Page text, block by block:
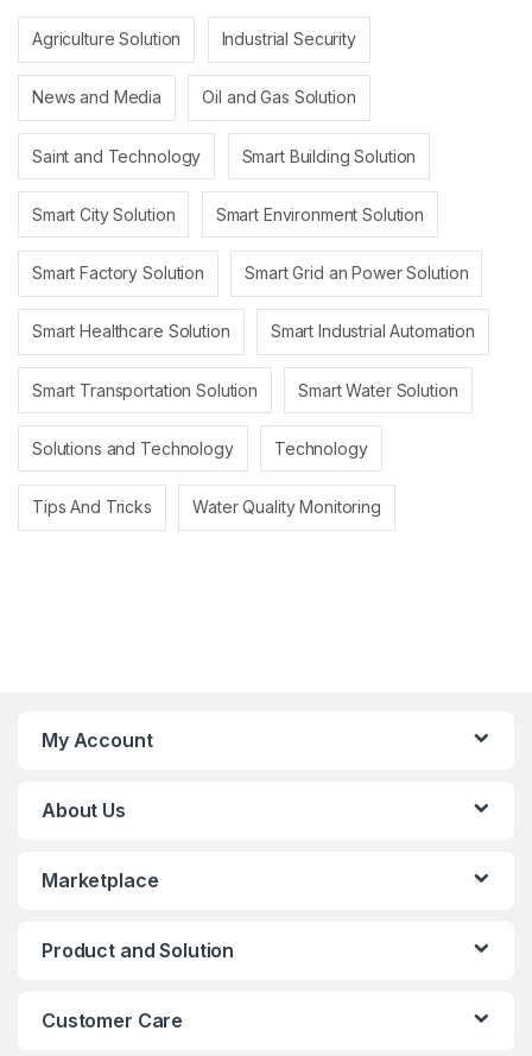
Agriculture Solution Industrial Security
News and Media Oil and Gas Solution
Saint and Technology Smart Building Solution
Smart City Solution Smart Environment Solution
Smart Factory Solution Smart Grid an Power Solution
Smart Healthcare Solution Smart Industrial Automation
Smart Transportation Solution Smart Water Solution
Solutions and Technology Technology
Tips And Tricks Water Quality Monitoring
My Account
About Us
Marketplace
Product and Solution
Customer Care